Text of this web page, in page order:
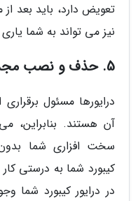
تعویض دارد، باید بعد
نیز می تواند به شما
5. حذف و نصب مجدد درایور کیبورد
درایورها مسئول
آن هستند. بنابراین،
سخت افزاری شما بدون
کیبورد شما به درستی
در درایور کیبورد شما